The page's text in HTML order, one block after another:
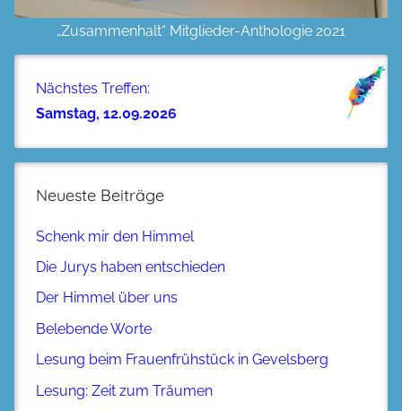
„Zusammenhalt“ Mitglieder-Anthologie 2021
Nächstes Treffen:
Samstag, 12.09.2026
Neueste Beiträge
Schenk mir den Himmel
Die Jurys haben entschieden
Der Himmel über uns
Belebende Worte
Lesung beim Frauenfrühstück in Gevelsberg
Lesung: Zeit zum Träumen